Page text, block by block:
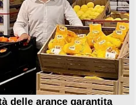
delle arance garantita